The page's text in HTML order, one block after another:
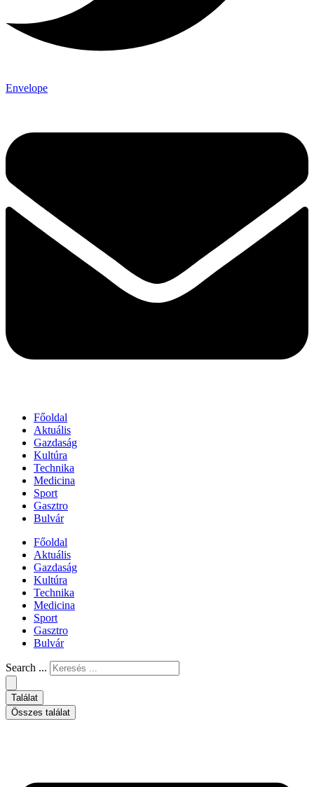
Envelope
Főoldal
Aktuális
Gazdaság
Kultúra
Technika
Medicina
Sport
Gasztro
Bulvár
Főoldal
Aktuális
Gazdaság
Kultúra
Technika
Medicina
Sport
Gasztro
Bulvár
Search ...
Találat
Összes találat